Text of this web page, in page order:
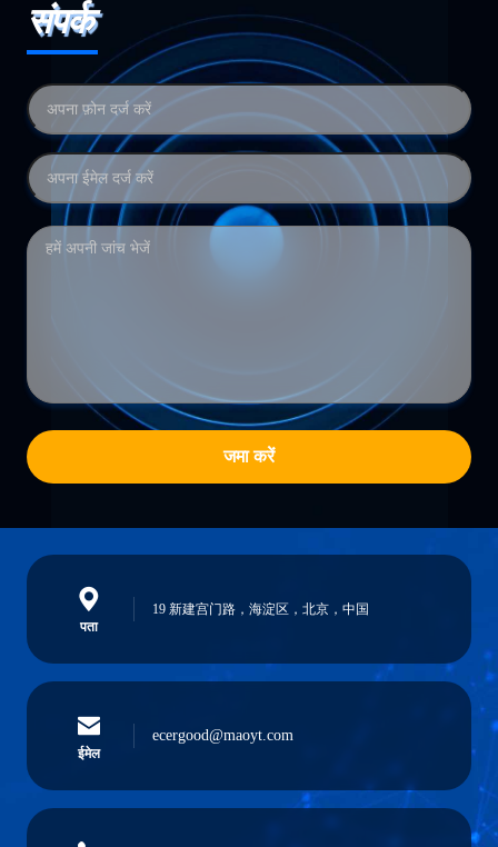
संपर्क
जमा करें
पता
19 新建宫门路，海淀区，北京，中国
ईमेल
ecergood@maoyt.com